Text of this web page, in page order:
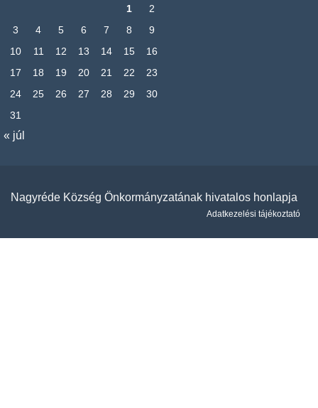
1
2
3
4 5 6 7 8
9
10
11 12 13 14 15
16
17
18 19 20 21 22
23
24
25 26 27 28 29
30
31
« júl
Nagyréde Község Önkormányzatának hivatalos honlapja
Adatkezelési tájékoztató